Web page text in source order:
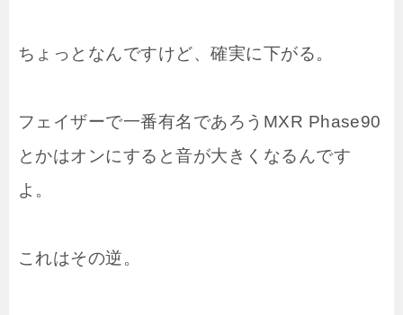
ちょっとなんですけど、確実に下がる。
フェイザーで一番有名であろうMXR Phase90
とかはオンにすると音が大きくなるんです
よ。
これはその逆。